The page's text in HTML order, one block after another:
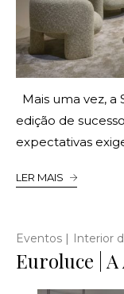
Mais uma vez,
edição de
expectativas
LER MAIS
Eventos | Interior
Euroluce |